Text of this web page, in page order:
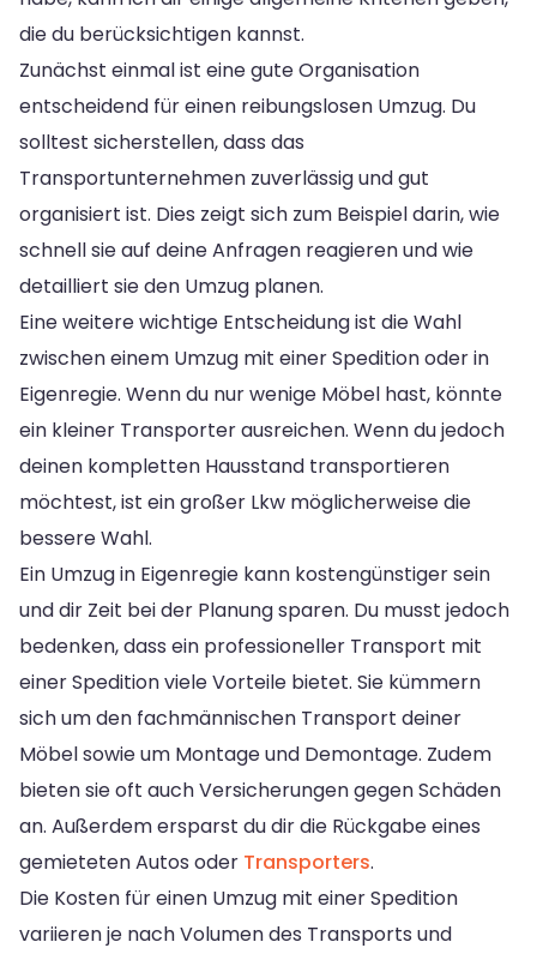
die du berücksichtigen kannst.
Zunächst einmal ist eine gute Organisation
entscheidend für einen reibungslosen Umzug. Du
solltest sicherstellen, dass das
Transportunternehmen zuverlässig und gut
organisiert ist. Dies zeigt sich zum Beispiel darin, wie
schnell sie auf deine Anfragen reagieren und wie
detailliert sie den Umzug planen.
Eine weitere wichtige Entscheidung ist die Wahl
zwischen einem Umzug mit einer Spedition oder in
Eigenregie. Wenn du nur wenige Möbel hast, könnte
ein kleiner Transporter ausreichen. Wenn du jedoch
deinen kompletten Hausstand transportieren
möchtest, ist ein großer Lkw möglicherweise die
bessere Wahl.
Ein Umzug in Eigenregie kann kostengünstiger sein
und dir Zeit bei der Planung sparen. Du musst jedoch
bedenken, dass ein professioneller Transport mit
einer Spedition viele Vorteile bietet. Sie kümmern
sich um den fachmännischen Transport deiner
Möbel sowie um Montage und Demontage. Zudem
bieten sie oft auch Versicherungen gegen Schäden
an. Außerdem ersparst du dir die Rückgabe eines
gemieteten Autos oder Transporters.
Die Kosten für einen Umzug mit einer Spedition
variieren je nach Volumen des Transports und